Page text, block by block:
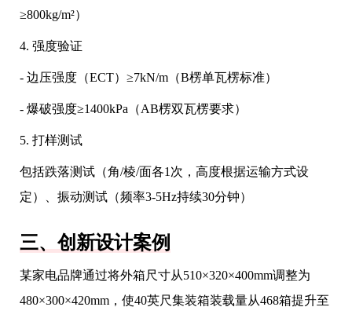
≥800kg/m²）
4. 强度验证
- 边压强度（ECT）≥7kN/m（B楞单瓦楞标准）
- 爆破强度≥1400kPa（AB楞双瓦楞要求）
5. 打样测试
包括跌落测试（角/棱/面各1次，高度根据运输方式设
定）、振动测试（频率3-5Hz持续30分钟）
三、创新设计案例
某家电品牌通过将外箱尺寸从510×320×400mm调整为
480×300×420mm，使40英尺集装箱装载量从468箱提升至